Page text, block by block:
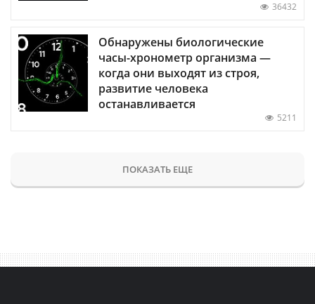
36432
Обнаружены биологические
часы-хронометр организма —
когда они выходят из строя,
развитие человека
останавливается
5211
ПОКАЗАТЬ ЕЩЕ